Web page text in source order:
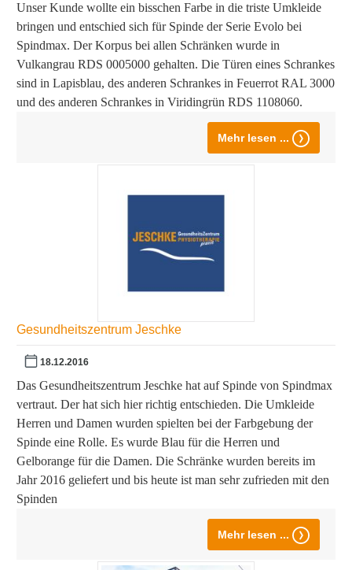
Unser Kunde wollte ein bisschen Farbe in die triste Umkleide
bringen und entschied sich für Spinde der Serie Evolo bei
Spindmax. Der Korpus bei allen Schränken wurde in
Vulkangrau RDS 0005000 gehalten. Die Türen eines Schrankes
sind in Lapisblau, des anderen Schrankes in Feuerrot RAL 3000
und des anderen Schrankes in Viridingrün RDS 1108060.
Mehr lesen ...
Gesundheitszentrum Jeschke
18.12.2016
Das Gesundheitszentrum Jeschke hat auf Spinde von Spindmax
vertraut. Der hat sich hier richtig entschieden. Die Umkleide
Herren und Damen wurden spielten bei der Farbgebung der
Spinde eine Rolle. Es wurde Blau für die Herren und
Gelborange für die Damen. Die Schränke wurden bereits im
Jahr 2016 geliefert und bis heute ist man sehr zufrieden mit den
Spinden
Mehr lesen ...